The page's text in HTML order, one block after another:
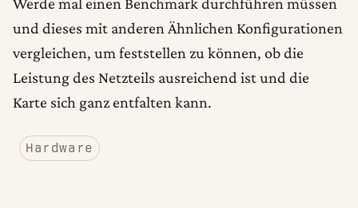
und dieses mit anderen Ähnlichen Konfigurationen
vergleichen, um feststellen zu können, ob die
Leistung des Netzteils ausreichend ist und die
Karte sich ganz entfalten kann.
Hardware